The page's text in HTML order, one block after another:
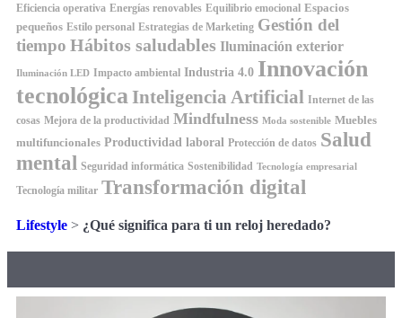
Eficiencia operativa Energías renovables Equilibrio emocional Espacios
pequeños Estilo personal Estrategias de Marketing Gestión del
tiempo Hábitos saludables Iluminación exterior
Iluminación LED Impacto ambiental Industria 4.0 Innovación
tecnológica Inteligencia Artificial Internet de las
cosas Mejora de la productividad Mindfulness Moda sostenible Muebles
multifuncionales Productividad laboral Protección de datos Salud
mental Seguridad informática Sostenibilidad Tecnología empresarial
Tecnología militar Transformación digital
Lifestyle > ¿Qué significa para ti un reloj heredado?